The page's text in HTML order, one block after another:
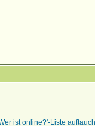
ist online?'-Liste